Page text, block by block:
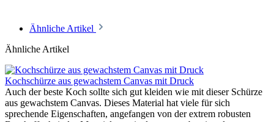
Ähnliche Artikel
Ähnliche Artikel
Kochschürze aus gewachstem Canvas mit Druck
Auch der beste Koch sollte sich gut kleiden wie mit dieser Schürze
aus gewachstem Canvas. Dieses Material hat viele für sich
sprechende Eigenschaften, angefangen von der extrem robusten